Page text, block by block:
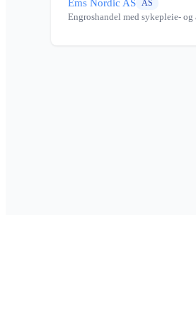
Ems Nordic AS AS
Engroshandel med sykepleie- og